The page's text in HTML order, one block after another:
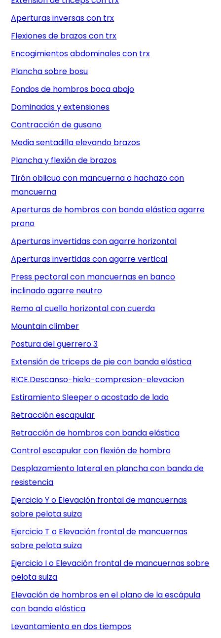
Aperturas inversas con trx
Flexiones de brazos con trx
Encogimientos abdominales con trx
Plancha sobre bosu
Fondos de hombros boca abajo
Dominadas y extensiones
Contracción de gusano
Media sentadilla elevando brazos
Plancha y flexión de brazos
Tirón oblicuo con mancuerna o hachazo con
mancuerna
Aperturas de hombros con banda elástica agarre
prono
Aperturas invertidas con agarre horizontal
Aperturas invertidas con agarre vertical
Press pectoral con mancuernas en banco
inclinado agarre neutro
Remo al cuello horizontal con cuerda
Mountain climber
Postura del guerrero 3
Extensión de triceps de pie con banda elástica
RICE.Descanso-hielo-compresion-elevacion
Estiramiento Sleeper o acostado de lado
Retracción escapular
Retracción de hombros con banda elástica
Control escapular con flexión de hombro
Desplazamiento lateral en plancha con banda de
resistencia
Ejercicio Y o Elevación frontal de mancuernas
sobre pelota suiza
Ejercicio T o Elevación frontal de mancuernas
sobre pelota suiza
Ejercicio I o Elevación frontal de mancuernas sobre
pelota suiza
Elevación de hombros en el plano de la escápula
con banda elástica
Levantamiento en dos tiempos